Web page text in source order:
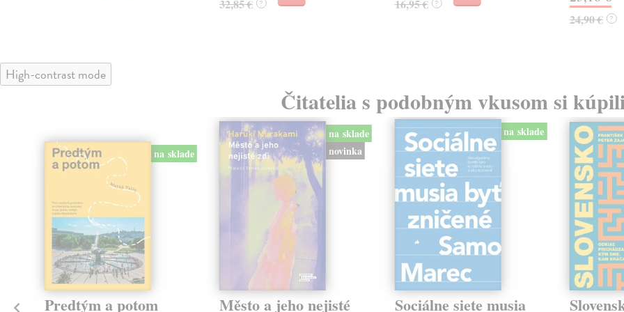
32,85 € ? 16,95 € ?
24,90 € ?
High-contrast mode
Čitatelia s podobným vkusom si
na sklade
Predtým a potom
na sklade
novinka
Město a jeho nejisté
na sklade
Sociálne siete musia